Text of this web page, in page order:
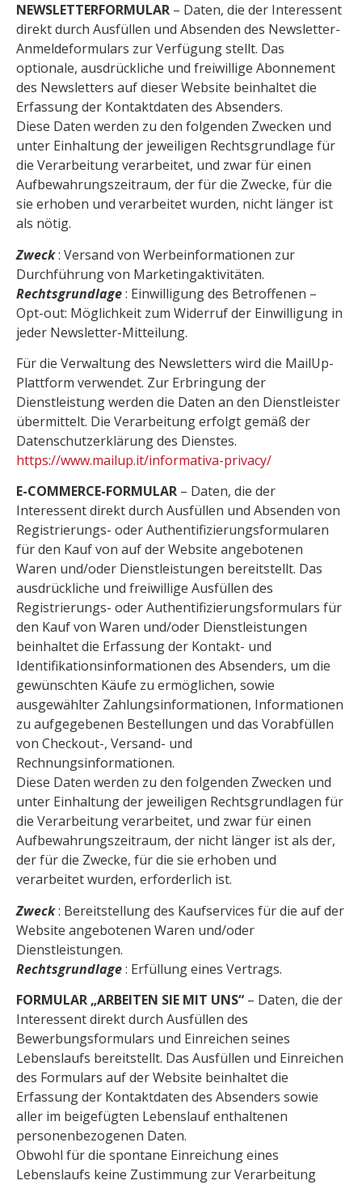
NEWSLETTERFORMULAR – Daten, die der Interessent
direkt durch Ausfüllen und Absenden des Newsletter-
Anmeldeformulars zur Verfügung stellt. Das
optionale, ausdrückliche und freiwillige Abonnement
des Newsletters auf dieser Website beinhaltet die
Erfassung der Kontaktdaten des Absenders.
Diese Daten werden zu den folgenden Zwecken und
unter Einhaltung der jeweiligen Rechtsgrundlage für
die Verarbeitung verarbeitet, und zwar für einen
Aufbewahrungszeitraum, der für die Zwecke, für die
sie erhoben und verarbeitet wurden, nicht länger ist
als nötig.
Zweck: Versand von Werbeinformationen zur
Durchführung von Marketingaktivitäten.
Rechtsgrundlage: Einwilligung des Betroffenen –
Opt-out: Möglichkeit zum Widerruf der Einwilligung in
jeder Newsletter-Mitteilung.
Für die Verwaltung des Newsletters wird die MailUp-
Plattform verwendet. Zur Erbringung der
Dienstleistung werden die Daten an den Dienstleister
übermittelt. Die Verarbeitung erfolgt gemäß der
Datenschutzerklärung des Dienstes.
https://www.mailup.it/informativa-privacy/
E-COMMERCE-FORMULAR – Daten, die der
Interessent direkt durch Ausfüllen und Absenden von
Registrierungs- oder Authentifizierungsformularen
für den Kauf von auf der Website angebotenen
Waren und/oder Dienstleistungen bereitstellt. Das
ausdrückliche und freiwillige Ausfüllen des
Registrierungs- oder Authentifizierungsformulars für
den Kauf von Waren und/oder Dienstleistungen
beinhaltet die Erfassung der Kontakt- und
Identifikationsinformationen des Absenders, um die
gewünschten Käufe zu ermöglichen, sowie
ausgewählter Zahlungsinformationen, Informationen
zu aufgegebenen Bestellungen und das Vorabfüllen
von Checkout-, Versand- und
Rechnungsinformationen.
Diese Daten werden zu den folgenden Zwecken und
unter Einhaltung der jeweiligen Rechtsgrundlagen für
die Verarbeitung verarbeitet, und zwar für einen
Aufbewahrungszeitraum, der nicht länger ist als der,
der für die Zwecke, für die sie erhoben und
verarbeitet wurden, erforderlich ist.
Zweck: Bereitstellung des Kaufservices für die auf der
Website angebotenen Waren und/oder
Dienstleistungen.
Rechtsgrundlage: Erfüllung eines Vertrags.
FORMULAR „ARBEITEN SIE MIT UNS“ – Daten, die der
Interessent direkt durch Ausfüllen des
Bewerbungsformulars und Einreichen seines
Lebenslaufs bereitstellt. Das Ausfüllen und Einreichen
des Formulars auf der Website beinhaltet die
Erfassung der Kontaktdaten des Absenders sowie
aller im beigefügten Lebenslauf enthaltenen
personenbezogenen Daten.
Obwohl für die spontane Einreichung eines
Lebenslaufs keine Zustimmung zur Verarbeitung